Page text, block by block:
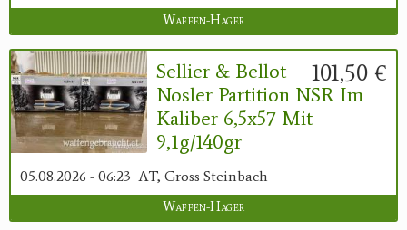
Waffen-Hager
101,50 €
Sellier & Bellot
Nosler Partition NSR Im
Kaliber 6,5x57 Mit
9,1g/140gr
05.08.2026 - 06:23 AT, Gross Steinbach
Waffen-Hager